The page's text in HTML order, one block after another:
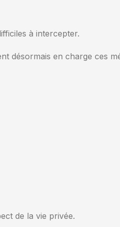
à intercepter.
désormais en charge ces
de la vie privée.